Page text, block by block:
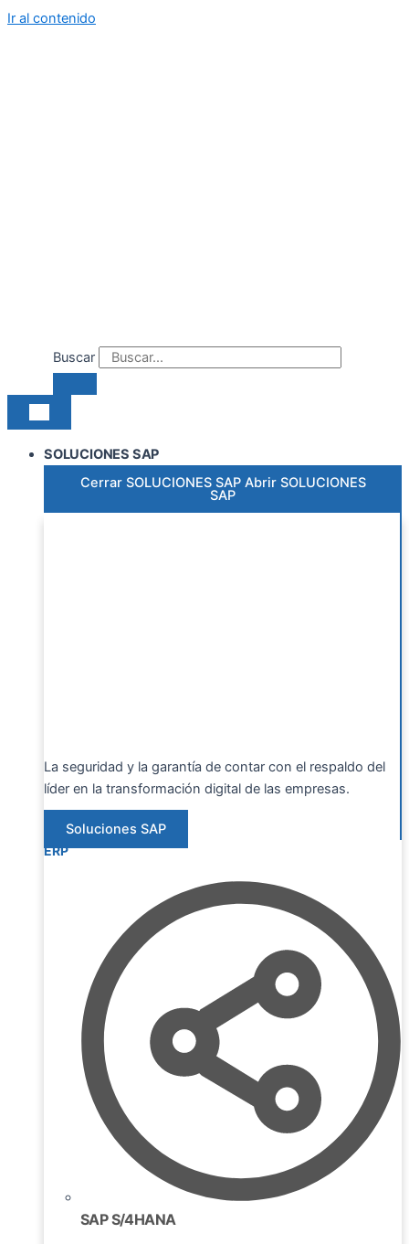
Ir al contenido
Buscar
SOLUCIONES SAP
Cerrar SOLUCIONES SAP Abrir SOLUCIONES
SAP
La seguridad y la garantía de contar con el respaldo del
líder en la transformación digital de las empresas.
Soluciones SAP
ERP
SAP S/4HANA